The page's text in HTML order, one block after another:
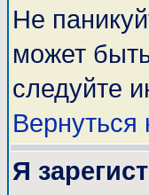
Не
может
следуйте
Вернуться
Я